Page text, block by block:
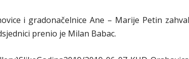
i gradonačelnice Ane – Marije Petin
prenio je Milan Babac.